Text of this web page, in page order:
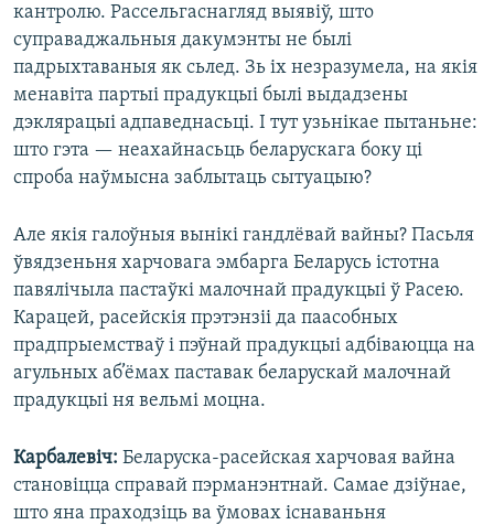
кантролю. Рассельгаснагляд выявіў, што
суправаджальныя дакумэнты не былі
падрыхтаваныя як сьлед. Зь іх незразумела, на якія
менавіта партыі прадукцыі былі выдадзены
дэклярацыі адпаведнасьці. І тут узьнікае пытаньне:
што гэта — неахайнасьць беларускага боку ці
спроба наўмысна заблытаць сытуацыю?
Але якія галоўныя вынікі гандлёвай вайны? Пасьля
ўвядзеньня харчовага эмбарга Беларусь істотна
павялічыла пастаўкі малочнай прадукцыі ў Расею.
Карацей, расейскія прэтэнзіі да паасобных
прадпрыемстваў і пэўнай прадукцыі адбіваюцца на
агульных аб’ёмах паставак беларускай малочнай
прадукцыі ня вельмі моцна.
Карбалевіч: Беларуска-расейская харчовая вайна
становіцца справай пэрманэнтнай. Самае дзіўнае,
што яна праходзіць ва ўмовах існаваньня